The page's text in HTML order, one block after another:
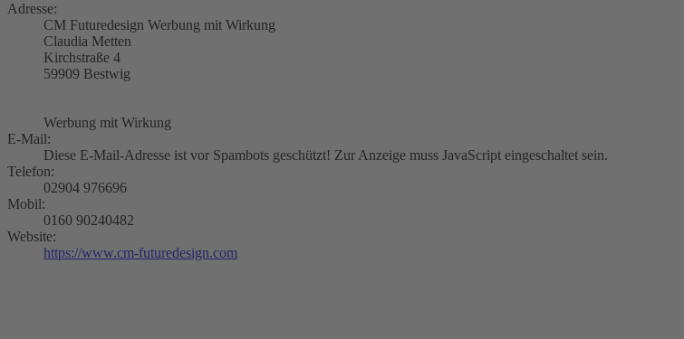
Adresse:
CM Futuredesign Werbung mit Wirkung
Claudia Metten
Kirchstraße 4
59909 Bestwig
Werbung mit Wirkung
E-Mail:
Diese E-Mail-Adresse ist vor Spambots geschützt! Zur Anzeige muss JavaScript eingeschaltet sein.
Telefon:
02904 976696
Mobil:
0160 90240482
Website:
https://www.cm-futuredesign.com